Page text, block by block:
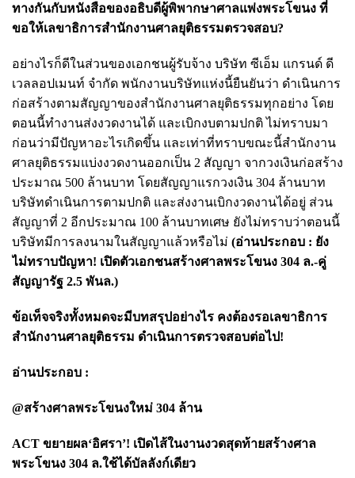
ทางกันกับหนังสือของอธิบดีผู้พิพากษาศาลแพ่งพระโขนง ที่
ขอให้เลขาธิการสำนักงานศาลยุติธรรมตรวจสอบ?
อย่างไรก็ดีในส่วนของเอกชนผู้รับจ้าง บริษัท ซีเอ็ม แกรนด์ ดี
เวลลอปเมนท์ จำกัด พนักงานบริษัทแห่งนี้ยืนยันว่า ดำเนินการ
ก่อสร้างตามสัญญาของสำนักงานศาลยุติธรรมทุกอย่าง โดย
ตอนนี้ทำงานส่งงวดงานได้ และเบิกงบตามปกติ ไม่ทราบมา
ก่อนว่ามีปัญหาอะไรเกิดขึ้น และเท่าที่ทราบขณะนี้สำนักงาน
ศาลยุติธรรมแบ่งงวดงานออกเป็น 2 สัญญา จากวงเงินก่อสร้าง
ประมาณ 500 ล้านบาท โดยสัญญาแรกวงเงิน 304 ล้านบาท
บริษัทดำเนินการตามปกติ และส่งงานเบิกงวดงานได้อยู่ ส่วน
สัญญาที่ 2 อีกประมาณ 100 ล้านบาทเศษ ยังไม่ทราบว่าตอนนี้
บริษัทมีการลงนามในสัญญาแล้วหรือไม่ (อ่านประกอบ : ยัง
ไม่ทราบปัญหา! เปิดตัวเอกชนสร้างศาลพระโขนง 304 ล.-คู่
สัญญารัฐ 2.5 พันล.)
ข้อเท็จจริงทั้งหมดจะมีบทสรุปอย่างไร คงต้องรอเลขาธิการ
สำนักงานศาลยุติธรรม ดำเนินการตรวจสอบต่อไป!
อ่านประกอบ :
@สร้างศาลพระโขนงใหม่ 304 ล้าน
ACT ขยายผล‘อิศรา’! เปิดไส้ในงานงวดสุดท้ายสร้างศาล
พระโขนง 304 ล.ใช้ได้บัลลังก์เดียว